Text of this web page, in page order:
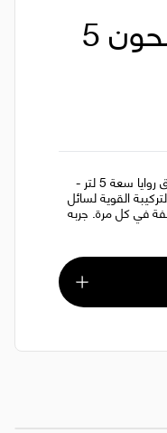
رؤيا سائل غسيل الصحون 5
استمتع بأطباق نظيفة ولامعة مع سائل غسيل الأطباق روايا سعة 5 لتر -
القوية لسائل
في كل مرة. جربه